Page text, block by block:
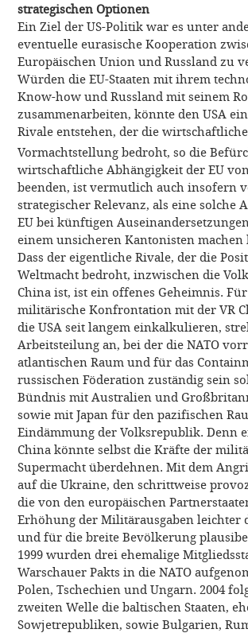
strategischen Optionen
Ein Ziel der US-Politik war es unter
eventuelle eurasische Kooperation
Europäischen Union und Russland zu
Würden die EU-Staaten mit ihrem
Know-how und Russland mit seinem
zusammenarbeiten, könnte den USA
Rivale entstehen, der die wirtschaftliche
Vormachtstellung bedroht, so die
wirtschaftliche Abhängigkeit der EU
beenden, ist vermutlich auch insofern
strategischer Relevanz, als eine solche
EU bei künftigen
einem unsicheren Kantonisten machen
Dass der eigentliche Rivale, der die
Weltmacht bedroht, inzwischen die
China ist, ist ein offenes Geheimnis.
militärische Konfrontation mit der VR
die USA seit langem einkalkulieren,
Arbeitsteilung an, bei der die NATO
atlantischen Raum und für das
russischen Föderation zuständig sein
Bündnis mit Australien und
sowie mit Japan für den pazifischen
Eindämmung der Volksrepublik. Denn
China könnte selbst die Kräfte der
Supermacht überdehnen. Mit dem
auf die Ukraine, den schrittweise
die von den europäischen
Erhöhung der Militärausgaben leichter
und für die breite Bevölkerung
1999 wurden drei ehemalige
Warschauer Pakts in die NATO
Polen, Tschechien und Ungarn. 2004
zweiten Welle die baltischen Staaten,
Sowjetrepubliken, sowie Bulgarien,